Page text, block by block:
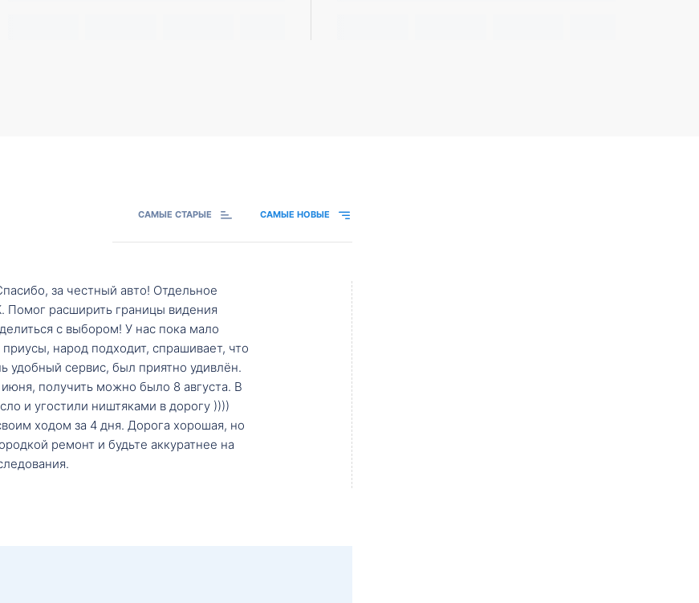
САМЫЕ СТАРЫЕ САМЫЕ НОВЫЕ
за честный авто! Отдельное
Помог расширить границы видения
с выбором! У нас пока мало
народ подходит, спрашивает, что
удобный сервис, был приятно удивлён.
получить можно было 8 августа. В
и угостили ништяками в дорогу ))))
ходом за 4 дня. Дорога хорошая, но
ремонт и будьте аккуратнее на